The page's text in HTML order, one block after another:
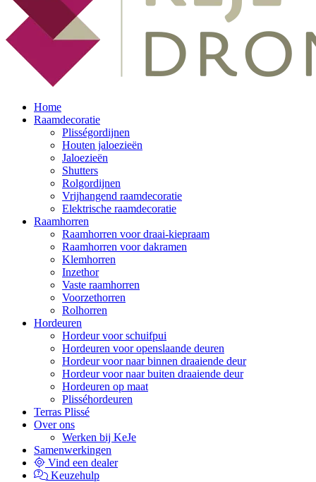
Home
Raamdecoratie
Plisségordijnen
Houten jaloezieën
Jaloezieën
Shutters
Rolgordijnen
Vrijhangend raamdecoratie
Elektrische raamdecoratie
Raamhorren
Raamhorren voor draai-kiepraam
Raamhorren voor dakramen
Klemhorren
Inzethor
Vaste raamhorren
Voorzethorren
Rolhorren
Hordeuren
Hordeur voor schuifpui
Hordeuren voor openslaande deuren
Hordeur voor naar binnen draaiende deur
Hordeur voor naar buiten draaiende deur
Hordeuren op maat
Plisséhordeuren
Terras Plissé
Over ons
Werken bij KeJe
Samenwerkingen
Vind een dealer
Keuzehulp